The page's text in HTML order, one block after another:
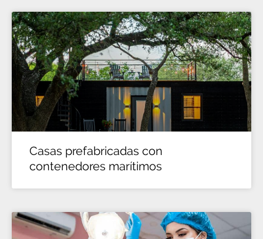
Casas prefabricadas con
contenedores marítimos